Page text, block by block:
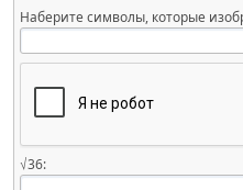
Наберите символы, которые
√36: